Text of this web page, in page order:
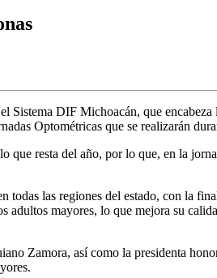
Sistema DIF Michoacán, que
Optométricas que se realizarán
que resta del año, por lo que, en la
todas las regiones del estado, con la
adultos mayores, lo que mejora su
Zamora, así como la presidenta